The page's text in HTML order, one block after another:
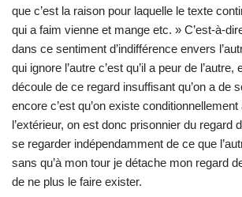
que c’est la raison pour laquelle le texte
qui a faim vienne et mange etc. » C’est-à-
dans ce sentiment d’indifférence envers
qui ignore l’autre c’est qu’il a peur de l’autre,
découle de ce regard insuffisant qu’on a de
encore c’est qu’on existe
l’extérieur, on est donc prisonnier du regard
se regarder indépendamment de ce que
sans qu’à mon tour je détache mon regard
de ne plus le faire exister.